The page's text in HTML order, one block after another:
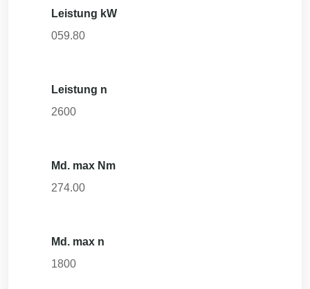
Leistung kW
059.80
Leistung n
2600
Md. max Nm
274.00
Md. max n
1800